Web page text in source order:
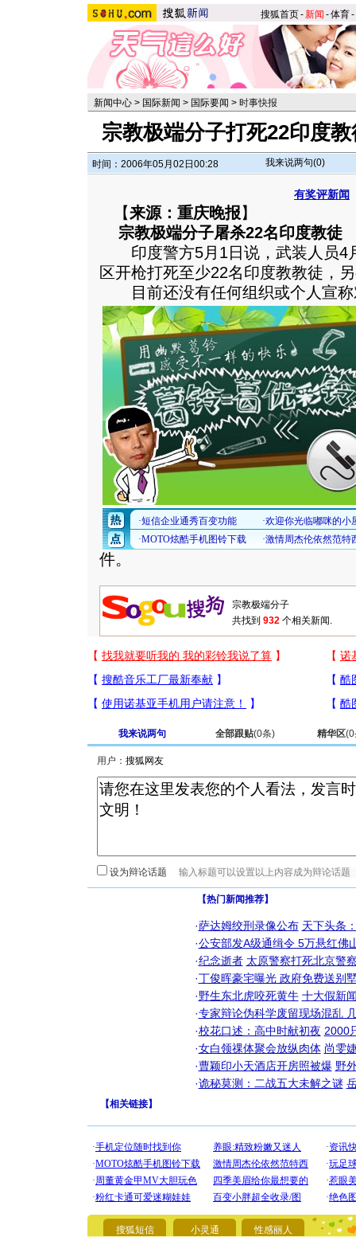
搜狐首页-新闻 -体育-
新闻中心 > 国际新闻 > 国际要闻 > 时事快报
宗教极端分子打死22印度
时间：2006年05月02日00:28 我来说两句(0)
有奖评新闻
【来源：重庆晚报】
宗教极端分子屠杀22名印度教徒
印度警方5月1日说，武装人员4
区开枪打死至少22名印度教教徒，
目前还没有任何组织或个人宣称
件。
共找到 932 个相关新闻.
我来说两句 全部跟贴(0条) 精华区(0
用户：
设为辩论话题
【热门新闻推荐】
·萨达姆绞刑录像公布 天下头条
·公安部发A级通缉令 5万悬红佛
·纪念逝者 太原警察打死北京警
·丁俊晖豪宅曝光 政府免费送别
·野生东北虎咬死黄牛 十大假新
·专家辩论伪科学废留现场混乱
·校花口述：高中时献初夜 2000
·女白领祼体聚会放纵肉体 尚雯
·曹颖印小天酒店开房照被爆 野
·诡秘莫测：二战五大未解之谜
【相关链接】
搜狐短信 小灵通 性感丽人
[圣诞节]
你太多
要平安
能正大
都要快乐
[圣诞节]